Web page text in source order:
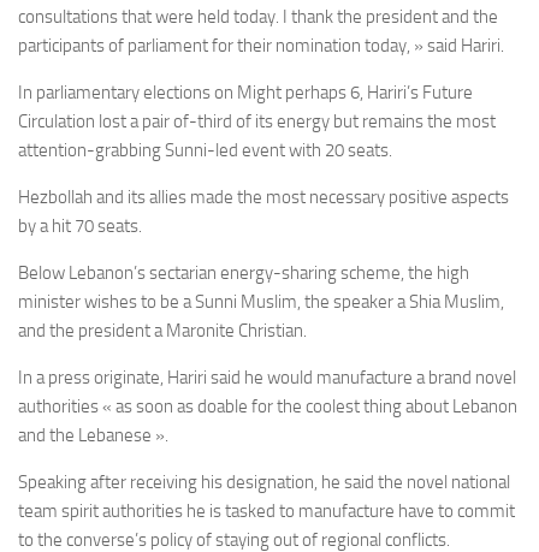
consultations that were held today. I thank the president and the
participants of parliament for their nomination today, » said Hariri.
In parliamentary elections on Might perhaps 6, Hariri’s Future
Circulation lost a pair of-third of its energy but remains the most
attention-grabbing Sunni-led event with 20 seats.
Hezbollah and its allies made the most necessary positive aspects
by a hit 70 seats.
Below Lebanon’s sectarian energy-sharing scheme, the high
minister wishes to be a Sunni Muslim, the speaker a Shia Muslim,
and the president a Maronite Christian.
In a press originate, Hariri said he would manufacture a brand novel
authorities « as soon as doable for the coolest thing about Lebanon
and the Lebanese ».
Speaking after receiving his designation, he said the novel national
team spirit authorities he is tasked to manufacture have to commit
to the converse’s policy of staying out of regional conflicts.